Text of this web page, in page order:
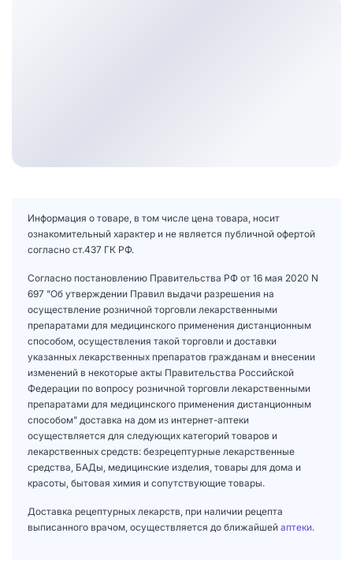
Информация о товаре, в том числе цена товара, носит
ознакомительный характер и не является публичной офертой
согласно ст.437 ГК РФ.
Согласно постановлению Правительства РФ от 16 мая 2020 N
697 "Об утверждении Правил выдачи разрешения на
осуществление розничной торговли лекарственными
препаратами для медицинского применения дистанционным
способом, осуществления такой торговли и доставки
указанных лекарственных препаратов гражданам и внесении
изменений в некоторые акты Правительства Российской
Федерации по вопросу розничной торговли лекарственными
препаратами для медицинского применения дистанционным
способом" доставка на дом из интернет-аптеки
осуществляется для следующих категорий товаров и
лекарственных средств: безрецептурные лекарственные
средства, БАДы, медицинские изделия, товары для дома и
красоты, бытовая химия и сопутствующие товары.
Доставка рецептурных лекарств, при наличии рецепта
выписанного врачом, осуществляется до ближайшей аптеки.